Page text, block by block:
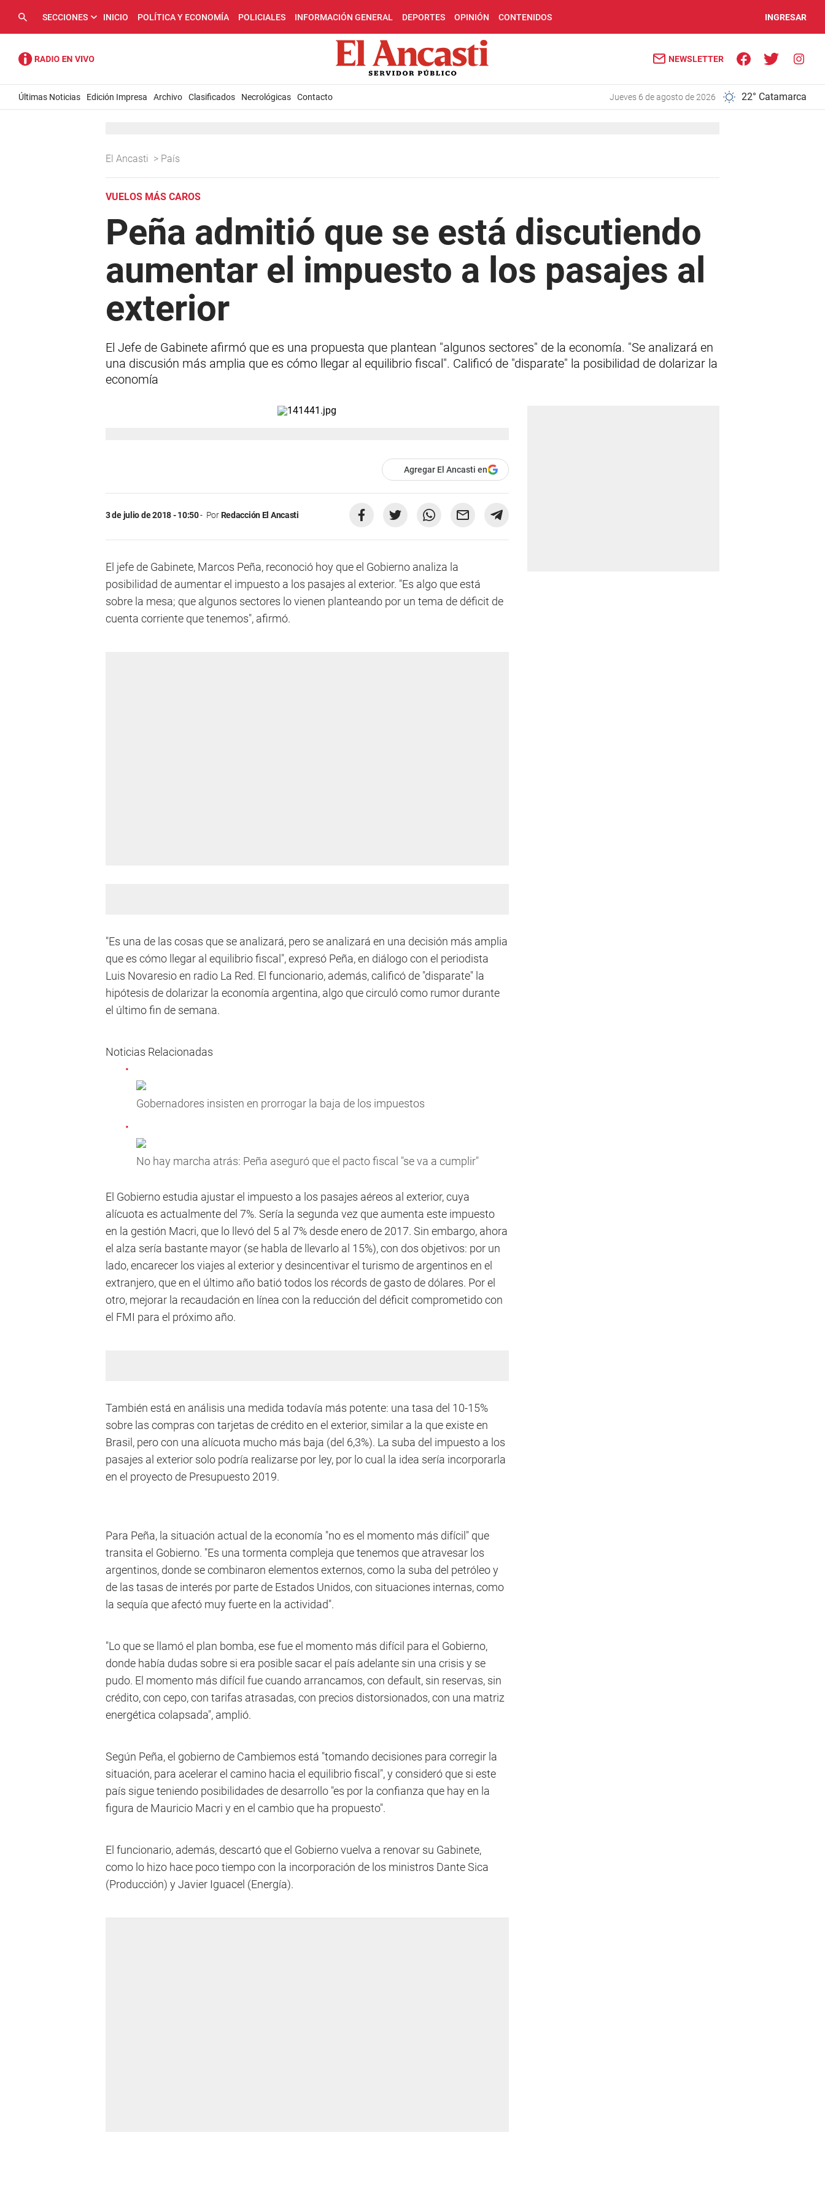
SECCIONES INICIO POLÍTICA Y ECONOMÍA POLICIALES INFORMACIÓN GENERAL DEPORTES OPINIÓN CONTENIDOS INGRESAR
NEWSLETTER
Últimas Noticias Edición Impresa Archivo Clasificados Necrológicas Contacto jueves 6 de agosto de 2026 22° Catamarca
El Ancasti > País
VUELOS MÁS CAROS
Peña admitió que se está discutiendo
aumentar el impuesto a los pasajes al
exterior
El Jefe de Gabinete afirmó que es una propuesta que plantean "algunos sectores" de la economía. "Se analizará en
una discusión más amplia que es cómo llegar al equilibrio fiscal". Calificó de "disparate" la posibilidad de dolarizar la
economía
Agregar El Ancasti en
3 de julio de 2018 - 10:50 PorRedacción El Ancasti
El jefe de Gabinete, Marcos Peña, reconoció hoy que el Gobierno analiza la
posibilidad de aumentar el impuesto a los pasajes al exterior. "Es algo que está
sobre la mesa; que algunos sectores lo vienen planteando por un tema de déficit de
cuenta corriente que tenemos", afirmó.
"Es una de las cosas que se analizará, pero se analizará en una decisión más amplia
que es cómo llegar al equilibrio fiscal", expresó Peña, en diálogo con el periodista
Luis Novaresio en radio La Red. El funcionario, además, calificó de "disparate" la
hipótesis de dolarizar la economía argentina, algo que circuló como rumor durante
el último fin de semana.
Noticias Relacionadas
Gobernadores insisten en prorrogar la baja de los impuestos
No hay marcha atrás: Peña aseguró que el pacto fiscal "se va a cumplir"
El Gobierno estudia ajustar el impuesto a los pasajes aéreos al exterior, cuya
alícuota es actualmente del 7%. Sería la segunda vez que aumenta este impuesto
en la gestión Macri, que lo llevó del 5 al 7% desde enero de 2017. Sin embargo, ahora
el alza sería bastante mayor (se habla de llevarlo al 15%), con dos objetivos: por un
lado, encarecer los viajes al exterior y desincentivar el turismo de argentinos en el
extranjero, que en el último año batió todos los récords de gasto de dólares. Por el
otro, mejorar la recaudación en línea con la reducción del déficit comprometido con
el FMI para el próximo año.
También está en análisis una medida todavía más potente: una tasa del 10-15%
sobre las compras con tarjetas de crédito en el exterior, similar a la que existe en
Brasil, pero con una alícuota mucho más baja (del 6,3%). La suba del impuesto a los
pasajes al exterior solo podría realizarse por ley, por lo cual la idea sería incorporarla
en el proyecto de Presupuesto 2019.
Para Peña, la situación actual de la economía "no es el momento más difícil" que
transita el Gobierno. "Es una tormenta compleja que tenemos que atravesar los
argentinos, donde se combinaron elementos externos, como la suba del petróleo y
de las tasas de interés por parte de Estados Unidos, con situaciones internas, como
la sequía que afectó muy fuerte en la actividad".
"Lo que se llamó el plan bomba, ese fue el momento más difícil para el Gobierno,
donde había dudas sobre si era posible sacar el país adelante sin una crisis y se
pudo. El momento más difícil fue cuando arrancamos, con default, sin reservas, sin
crédito, con cepo, con tarifas atrasadas, con precios distorsionados, con una matriz
energética colapsada", amplió.
Según Peña, el gobierno de Cambiemos está "tomando decisiones para corregir la
situación, para acelerar el camino hacia el equilibrio fiscal", y consideró que si este
país sigue teniendo posibilidades de desarrollo "es por la confianza que hay en la
figura de Mauricio Macri y en el cambio que ha propuesto".
El funcionario, además, descartó que el Gobierno vuelva a renovar su Gabinete,
como lo hizo hace poco tiempo con la incorporación de los ministros Dante Sica
(Producción) y Javier Iguacel (Energía).